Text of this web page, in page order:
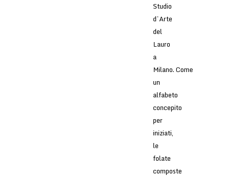
Studio
d’Arte
del
Lauro
a
Milano. Come
un
alfabeto
concepito
per
iniziati,
le
folate
composte